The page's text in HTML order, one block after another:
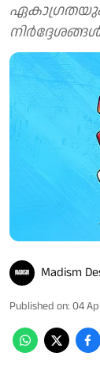
ഏകാഗ്രതയും
നിർദ്ദേശങ്ങൾ
Madism
Published on: 04